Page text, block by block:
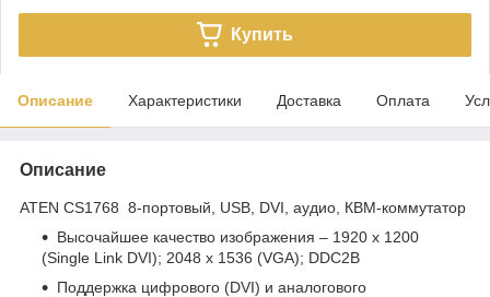
Купить
Описание Характеристики Доставка Оплата
Описание
ATEN CS1768 8-портовый, USB, DVI, аудио, КВМ-коммутатор
Высочайшее качество изображения – 1920 x 1200
(Single Link DVI); 2048 x 1536 (VGA); DDC2B
Поддержка цифрового (DVI) и аналогового